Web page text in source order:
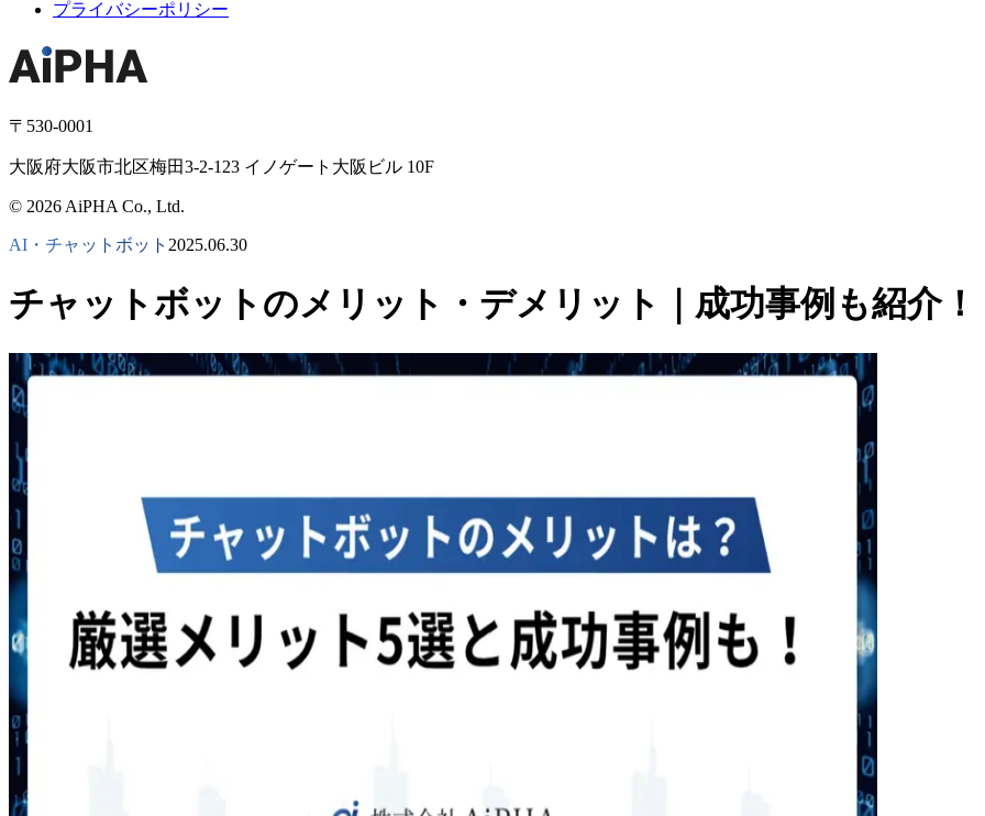
プライバシーポリシー
〒530-0001
大阪府大阪市北区梅田3-2-123 イノゲート大阪ビル 10F
© 2026 AiPHA Co., Ltd.
AI・チャットボット 2025.06.30
チャットボットのメリット・デメリット｜成功事例も紹介！